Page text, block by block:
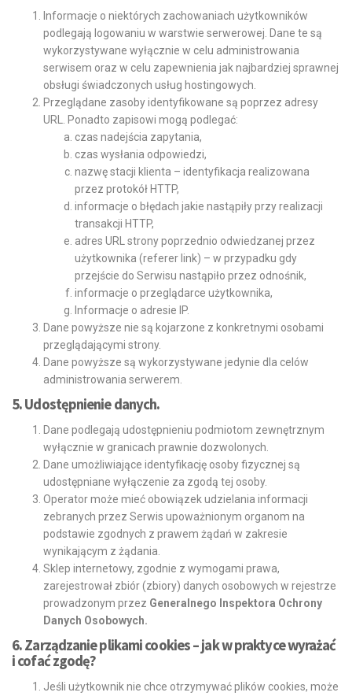
Informacje o niektórych zachowaniach użytkowników
podlegają logowaniu w warstwie serwerowej. Dane te są
wykorzystywane wyłącznie w celu administrowania
serwisem oraz w celu zapewnienia jak najbardziej sprawnej
obsługi świadczonych usług hostingowych.
Przeglądane zasoby identyfikowane są poprzez adresy
URL. Ponadto zapisowi mogą podlegać:
czas nadejścia zapytania,
czas wysłania odpowiedzi,
nazwę stacji klienta – identyfikacja realizowana
przez protokół HTTP,
informacje o błędach jakie nastąpiły przy realizacji
transakcji HTTP,
adres URL strony poprzednio odwiedzanej przez
użytkownika (referer link) – w przypadku gdy
przejście do Serwisu nastąpiło przez odnośnik,
informacje o przeglądarce użytkownika,
Informacje o adresie IP.
Dane powyższe nie są kojarzone z konkretnymi osobami
przeglądającymi strony.
Dane powyższe są wykorzystywane jedynie dla celów
administrowania serwerem.
5. Udostępnienie danych.
Dane podlegają udostępnieniu podmiotom zewnętrznym
wyłącznie w granicach prawnie dozwolonych.
Dane umożliwiające identyfikację osoby fizycznej są
udostępniane wyłączenie za zgodą tej osoby.
Operator może mieć obowiązek udzielania informacji
zebranych przez Serwis upoważnionym organom na
podstawie zgodnych z prawem żądań w zakresie
wynikającym z żądania.
Sklep internetowy, zgodnie z wymogami prawa,
zarejestrował zbiór (zbiory) danych osobowych w rejestrze
prowadzonym przez Generalnego Inspektora Ochrony
Danych Osobowych.
6. Zarządzanie plikami cookies – jak w praktyce wyrażać
i cofać zgodę?
Jeśli użytkownik nie chce otrzymywać plików cookies, może